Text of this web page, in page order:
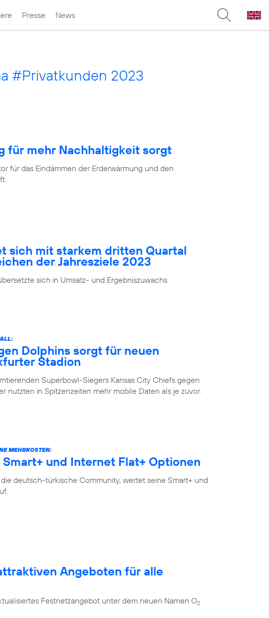
Presse News
#Privatkunden 2023
für mehr Nachhaltigkeit sorgt
für das Eindämmen der Erderwärmung und den
sich mit starkem dritten Quartal
der Jahresziele 2023
sich in Umsatz- und Ergebniszuwachs.
Dolphins sorgt für neuen
Stadion
Superbowl-Siegers Kansas City Chiefs gegen
nutzten in Spitzenzeiten mehr mobile Daten als je zuvor.
MEHRKOSTEN:
und Internet Flat+ Optionen
deutsch-türkische Community, wertet seine Smart+ und
Angeboten für alle
Festnetzangebot unter dem neuen Namen O2